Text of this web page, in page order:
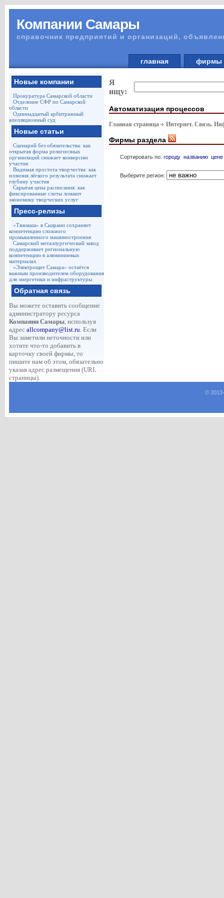
Компании Самары
справочник предприятий и организаций,
главная
Новые компании
Прокуратура Самарской области
Отделение СФР по Самарской
области
Одиннадцатый арбитражный
апелляционный суд
Новые статьи
Сценарий без обязательства: как
открытая форма религиозных
организаций снижает конверсию
участия
Видимая простота творчества: как
иллюзия лёгкого результата снижает
глубину участия
Скрытая цена расписания: как
фиксированные слоты ломают
экономику творческих услуг
Пресс-релизы
«Тяжмаш» в Сызрани сохраняет
компетенцию сложного
промышленного машиностроения
Самарский металлургический завод
поддерживает региональную
компетенцию в алюминиевых
материалах
«Электрощит Самара» остаётся
важным производителем оборудования
для энергетики и инфраструктуры
Обратная связь
Вы можете оставить сообщение
администратору ресурса
Компании Самары, используя
адрес allcompany@list.ru. Если
Вы заметили неточности или
хотите что-то добавить в
карточку своей фирмы, то
пишите нам об этом, обязательно
указав адрес размещения (URL
страницы).
Я
ищу:
Автоматизация процессов
Главная страница Интернет. Связь.
Фирмы раздела
Сортировать по: городу названию цене
Выберите регион:
© 2013-